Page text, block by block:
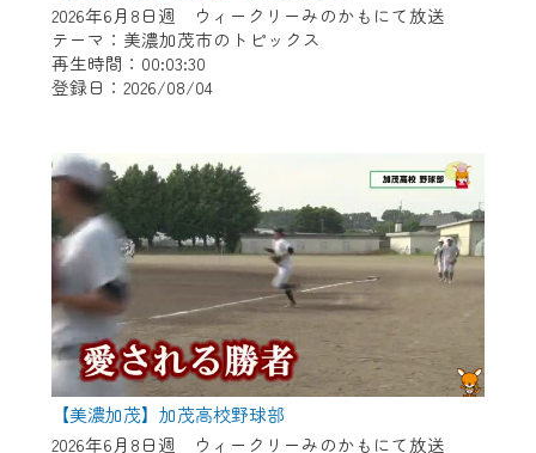
2026年6月8日週 ウィークリーみのかもにて放送
テーマ：美濃加茂市のトピックス
再生時間：00:03:30
登録日：2026/08/04
【美濃加茂】加茂高校野球部
2026年6月8日週 ウィークリーみのかもにて放送